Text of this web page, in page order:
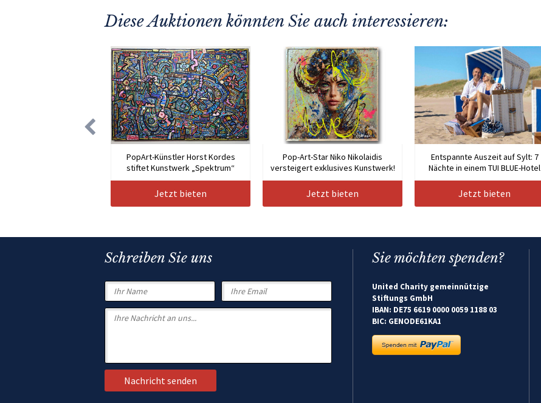
Diese Auktionen könnten Sie auch interessieren:
PopArt-Künstler Horst Kordes
stiftet Kunstwerk „Spektrum“
Jetzt bieten
Pop-Art-Star Niko Nikolaidis
versteigert exklusives Kunstwerk!
Jetzt bieten
Entspannte Auszeit auf Sylt: 7
Nächte in einem TUI BLUE-Hotel
Jetzt bieten
Schreiben Sie uns Sie möchten spenden?
United Charity gemeinnützige
Stiftungs GmbH
IBAN: DE75 6619 0000 0059 1188 03
BIC: GENODE61KA1